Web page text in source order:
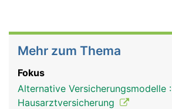
Mehr zum Thema
Fokus
Alternative Versicherungsmodelle :
Hausarztversicherung